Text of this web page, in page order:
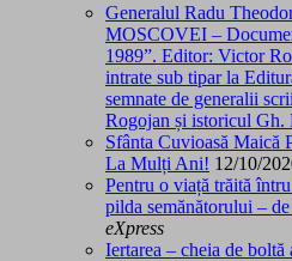
Generalul Radu
MOSCOVEI –
1989”. Editor: Victor
intrate sub tipar la
semnate de generalii
Rogojan și istoricul Gh.
Sfânta Cuvioasă Maică
La Mulți Ani! 12/10/
Pentru o viață trăită
pilda semănătorului –
eXpress
Iertarea – cheia de